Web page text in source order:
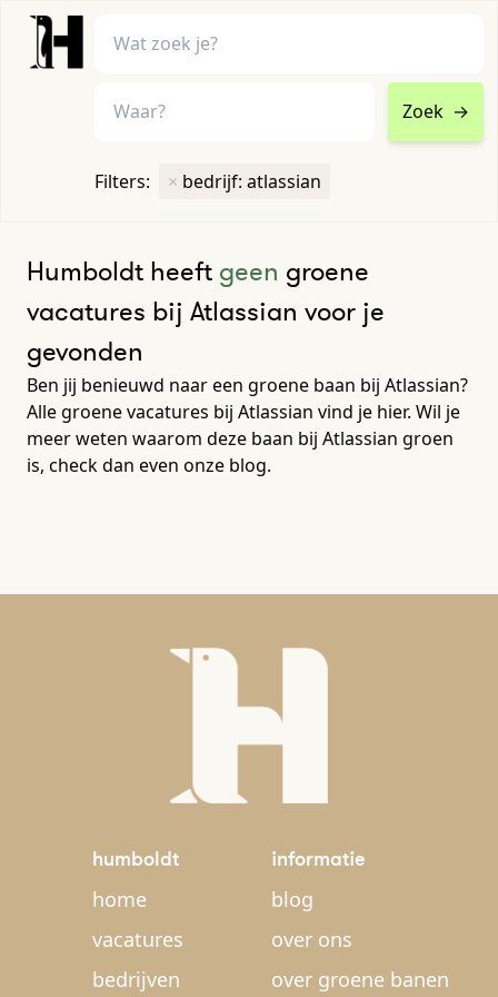
Zoek →
Filters: × bedrijf: atlassian
Humboldt heeft geen groene
vacatures bij Atlassian voor je
gevonden
Ben jij benieuwd naar een groene baan bij Atlassian?
Alle groene vacatures bij Atlassian vind je hier. Wil je
meer weten waarom deze baan bij Atlassian groen
is, check dan even onze blog.
humboldt
home
vacatures
bedrijven
informatie
blog
over ons
over groene banen